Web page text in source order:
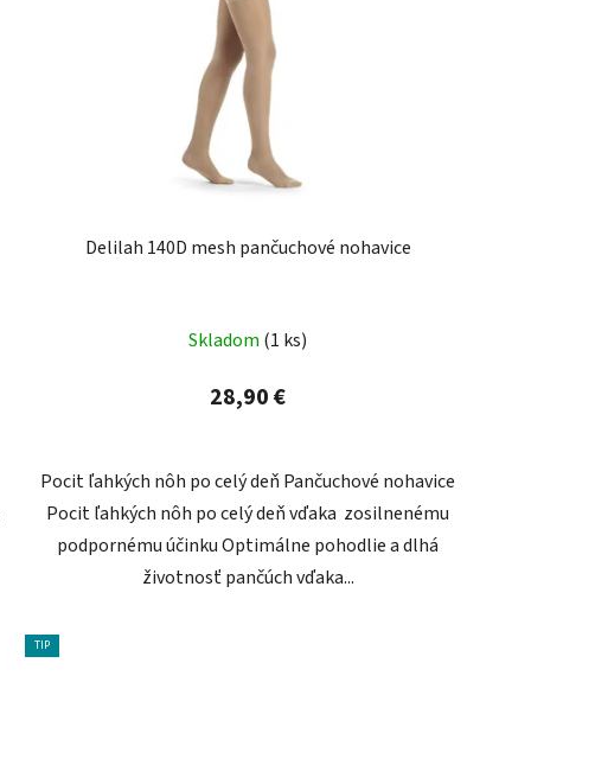
Delilah 140D mesh pančuchové nohavice
Skladom (1 ks)
28,90 €
Pocit ľahkých nôh po celý deň Pančuchové nohavice
Pocit ľahkých nôh po celý deň vďaka zosilnenému
podpornému účinku Optimálne pohodlie a dlhá
životnosť pančúch vďaka...
TIP